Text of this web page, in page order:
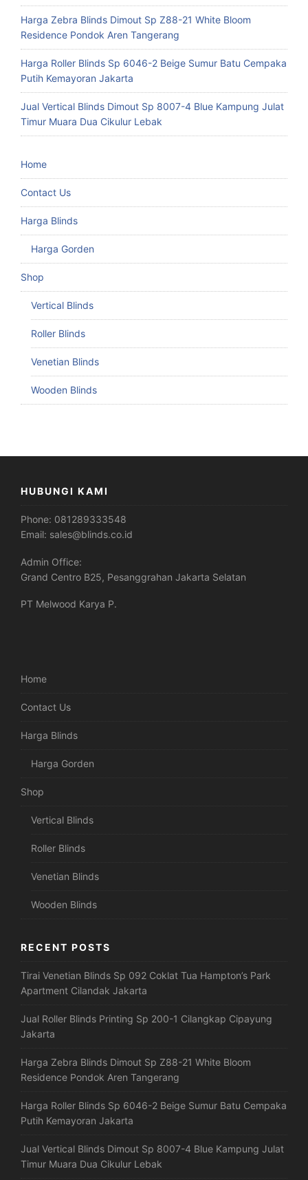
Harga Zebra Blinds Dimout Sp Z88-21 White Bloom
Residence Pondok Aren Tangerang
Harga Roller Blinds Sp 6046-2 Beige Sumur Batu Cempaka
Putih Kemayoran Jakarta
Jual Vertical Blinds Dimout Sp 8007-4 Blue Kampung Julat
Timur Muara Dua Cikulur Lebak
Home
Contact Us
Harga Blinds
Harga Gorden
Shop
Vertical Blinds
Roller Blinds
Venetian Blinds
Wooden Blinds
HUBUNGI KAMI
Phone: 081289333548
Email: sales@blinds.co.id
Admin Office:
Grand Centro B25, Pesanggrahan Jakarta Selatan
PT Melwood Karya P.
Home
Contact Us
Harga Blinds
Harga Gorden
Shop
Vertical Blinds
Roller Blinds
Venetian Blinds
Wooden Blinds
RECENT POSTS
Tirai Venetian Blinds Sp 092 Coklat Tua Hampton’s Park
Apartment Cilandak Jakarta
Jual Roller Blinds Printing Sp 200-1 Cilangkap Cipayung
Jakarta
Harga Zebra Blinds Dimout Sp Z88-21 White Bloom
Residence Pondok Aren Tangerang
Harga Roller Blinds Sp 6046-2 Beige Sumur Batu Cempaka
Putih Kemayoran Jakarta
Jual Vertical Blinds Dimout Sp 8007-4 Blue Kampung Julat
Timur Muara Dua Cikulur Lebak